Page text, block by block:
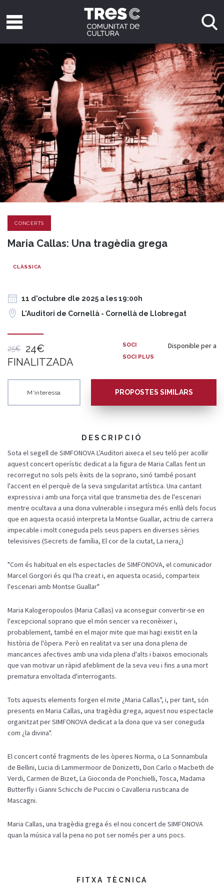
CONCERTS
Maria Callas: Una tragèdia grega
CLÀSSICA
11 d'octubre dle 2025 a les 19:00h
L'Auditori de Cornellà - Cornellà de Llobregat
25€
24€
FINALITZADA
Disponible per a
SOCI
SOCI PLUS
M'interessa PROPOSTES SIMILARS
DESCRIPCIÓ
Sota el segell de SIMFONOVA L'Auditori aixeca el seu teló per acollir
aquest concert operístic dedicat a la figura de Maria Callas fent un
recorregut no sols pels èxits de la soprano, sinó també posant
l'accent en el perquè de la seva singularitat artística. Una cantant
expressiva i amb una força vital que transmetia des de l'escenari
mentre ocultava a una dona vulnerable i insegura més enllà dels focus
que en aquesta ocasió interpreta la Montse Guallar, actriu de carrera
impecable i molt coneguda pels seus papers en diverses sèries
televisives (Secrets de família, El cor de la ciutat, La riera¿)
"Com és habitual en els espectacles de SIMFONOVA, el comunicador
Marcel Gorgori és qui l'ha creat i, en aquesta ocasió, comparteix
l'escenari amb Montse Guallar"
Maria Kalogeropoulos (Maria Callas) va aconseguir convertir-se en
l'excepcional soprano que el món sencer va reconèixer i,
probablement, també en el major mite que mai hagi existit en la
història de l'òpera. Però en realitat va ser una dona plena de
mancances afectives amb una vida plena d'alts i baixos emocionals
que van motivar un ràpid afebliment de la seva veu i fins a una mort
prematura envoltada d'interrogants.
Tots aquests elements forgen el mite ¿Maria Callas", i, per tant, són
presents en Maria Callas, una tragèdia grega, aquest nou espectacle
organitzat per SIMFONOVA dedicat a la dona que va ser coneguda
com ¿la divina".
El concert conté fragments de les òperes Norma, o La Sonnambula
de Bellini, Lucia di Lammermoor de Donizetti, Don Carlo o Macbeth de
Verdi, Carmen de Bizet, La Gioconda de Ponchielli, Tosca, Madama
Butterfly i Gianni Schicchi de Puccini o Cavalleria rusticana de
Mascagni.
Maria Callas, una tragèdia grega és el nou concert de SIMFONOVA
quan la música val la pena no pot ser només per a uns pocs.
FITXA TÈCNICA